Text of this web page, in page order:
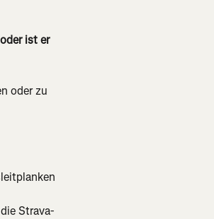
ist er
oder zu
Strava-